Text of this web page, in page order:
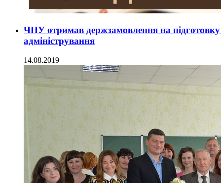
ЧНУ отримав держзамовлення на підготовку
адміністрування
14.08.2019